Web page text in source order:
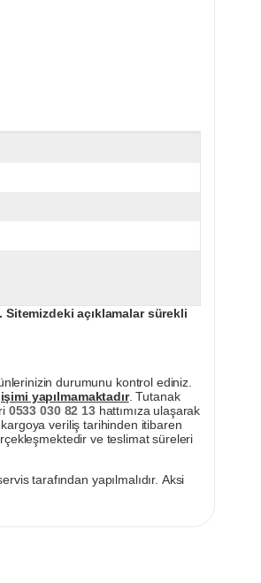
Sitemizdeki açıklamalar sürekli
durumunu kontrol ediniz.
yapılmamaktadır. Tutanak
0533 030 82 13hattımıza ulaşarak
veriliş tarihinden itibaren
ve teslimat süreleri
tarafından yapılmalıdır. Aksi